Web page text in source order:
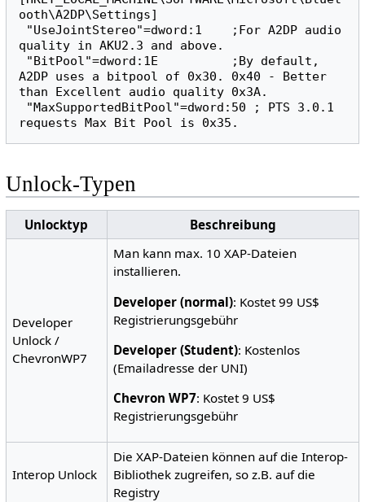
ooth\A2DP\Settings]
quality in AKU2.3 and above.
A2DP uses a bitpool of 0x30. 0x40 - Better
than Excellent audio quality 0x3A.
Unlock-Typen
Unlocktyp Beschreibung
Developer
Unlock /
ChevronWP7
Man kann max. 10 XAP-Dateien
installieren.
Developer (normal): Kostet 99 US$
Registrierungsgebühr
Developer (Student): Kostenlos
(Emailadresse der UNI)
Chevron WP7: Kostet 9 US$
Registrierungsgebühr
Interop Unlock
Die XAP-Dateien können auf die Interop-
Bibliothek zugreifen, so z.B. auf die
Registry